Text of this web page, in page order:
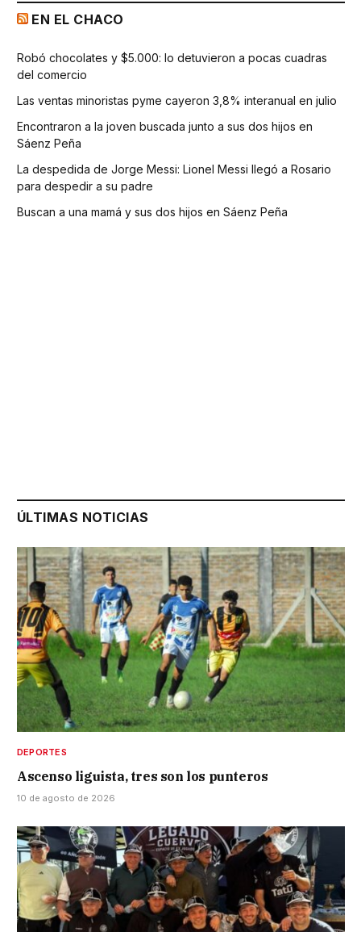
EN EL CHACO
Robó chocolates y $5.000: lo detuvieron a pocas cuadras
del comercio
Las ventas minoristas pyme cayeron 3,8% interanual en julio
Encontraron a la joven buscada junto a sus dos hijos en
Sáenz Peña
La despedida de Jorge Messi: Lionel Messi llegó a Rosario
para despedir a su padre
Buscan a una mamá y sus dos hijos en Sáenz Peña
ÚLTIMAS NOTICIAS
DEPORTES
Ascenso liguista, tres son los punteros
10 de agosto de 2026